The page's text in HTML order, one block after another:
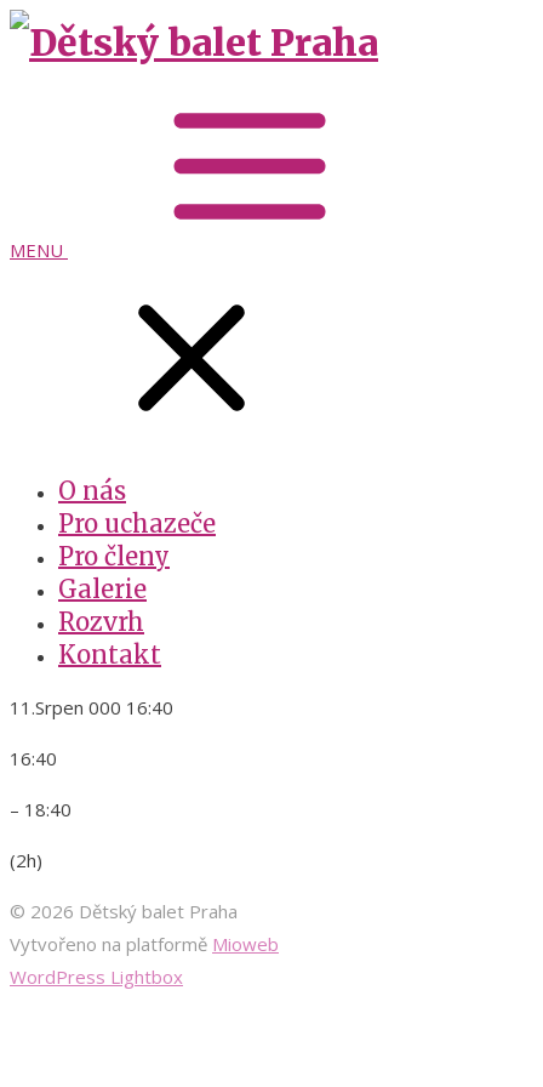
MENU
O nás
Pro uchazeče
Pro členy
Galerie
Rozvrh
Kontakt
11.Srpen 000 16:40
16:40
– 18:40
(2h)
© 2026 Dětský balet Praha
Vytvořeno na platformě Mioweb
WordPress Lightbox